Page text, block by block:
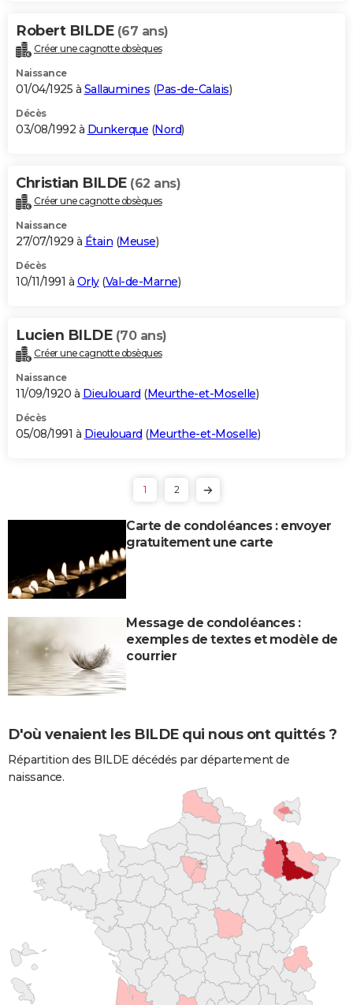
Robert BILDE (67 ans)
Créer une cagnotte obsèques
Naissance
01/04/1925 à Sallaumines (Pas-de-Calais)
Décès
03/08/1992 à Dunkerque (Nord)
Christian BILDE (62 ans)
Créer une cagnotte obsèques
Naissance
27/07/1929 à Étain (Meuse)
Décès
10/11/1991 à Orly(Val-de-Marne)
Lucien BILDE (70 ans)
Créer une cagnotte obsèques
Naissance
11/09/1920 à Dieulouard (Meurthe-et-Moselle)
Décès
05/08/1991 à Dieulouard (Meurthe-et-Moselle)
1 2
Carte de condoléances : envoyer
gratuitement une carte
Message de condoléances :
exemples de textes et modèle de
courrier
D'où venaient les BILDE qui nous ont quittés ?
Répartition des BILDE décédés par département de
naissance.